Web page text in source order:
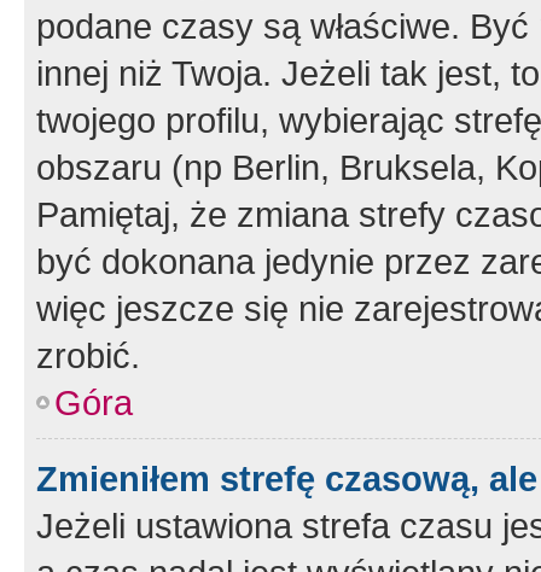
podane czasy są właściwe.
innej niż Twoja. Jeżeli tak jest,
twojego profilu, wybierając
obszaru (np Berlin, Bruksela,
Pamiętaj, że zmiana strefy
być dokonana jedynie przez
więc jeszcze się nie
zrobić.
Góra
Zmieniłem strefę czasową,
Jeżeli ustawiona strefa czasu